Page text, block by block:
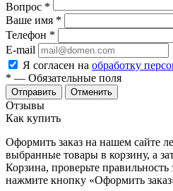
Вопрос *
Ваше имя *
Телефон *
E-mail
Я согласен на обработку
* — Обязательные поля
Отменить
Отзывы
Как купить
Оформить заказ на нашем сайте
выбранные товары в корзину, а
Корзина, проверьте
нажмите кнопку «Оформить